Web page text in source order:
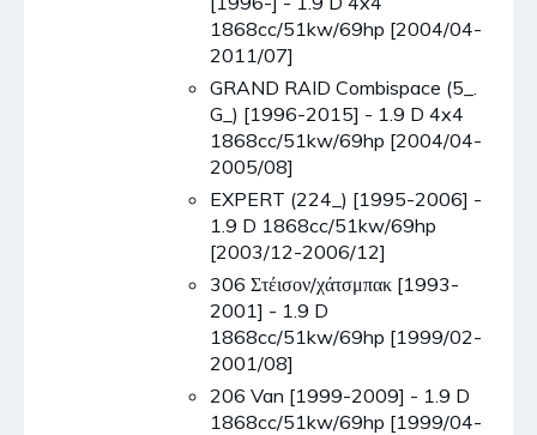
1868cc/51kw/69hp [2004/04-
2011/07]
GRAND RAID Combispace (5_.
G_) [1996-2015] - 1.9 D 4x4
1868cc/51kw/69hp [2004/04-
2005/08]
EXPERT (224_) [1995-2006] -
1.9 D 1868cc/51kw/69hp
[2003/12-2006/12]
306 Στέισον/χάτσμπακ [1993-
2001] - 1.9 D
1868cc/51kw/69hp [1999/02-
2001/08]
206 Van [1999-2009] - 1.9 D
1868cc/51kw/69hp [1999/04-